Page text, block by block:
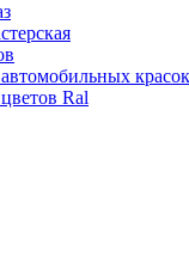
красок
Ral